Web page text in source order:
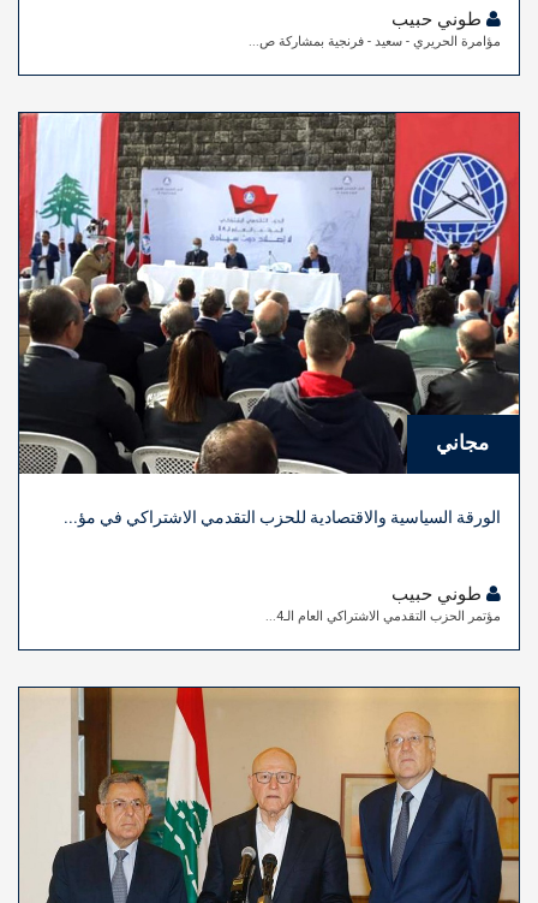
مؤامرة الحريري - سعيد - فرنجية بمشاركة ص...
مجاني
الورقة السياسية والاقتصادية للحزب التقدمي الاشتراكي في مؤ...
مؤتمر الحزب التقدمي الاشتراكي العام الـ4...